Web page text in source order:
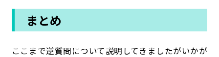
まとめ
ここまで逆質問について説明してきましたがいかが